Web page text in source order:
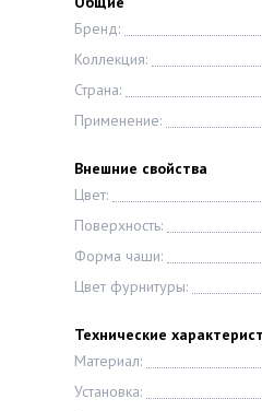
Бренд:
Коллекция:
Страна:
Применение:
Внешние свойства
Цвет:
Поверхность:
Форма чаши:
Цвет фурнитуры:
Технические
Материал:
Установка: